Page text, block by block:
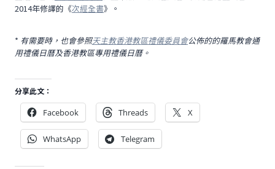
2014年修譯的《次經全書》。
* 有需要時，也會參照天主教香港教區禮儀委員會公佈的的羅馬教會通
用禮儀日曆及香港教區專用禮儀日曆。
分享此文：
Facebook Threads X
WhatsApp Telegram